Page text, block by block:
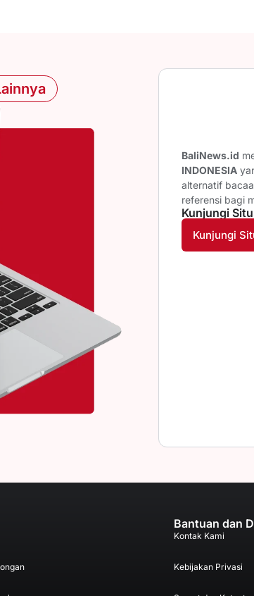
BaliNews.id
INDONESIA
alternatif
referensi bagi
Kunjungi
Kunjungi
Bantuan dan
Kontak Kami
Kebijakan Privasi